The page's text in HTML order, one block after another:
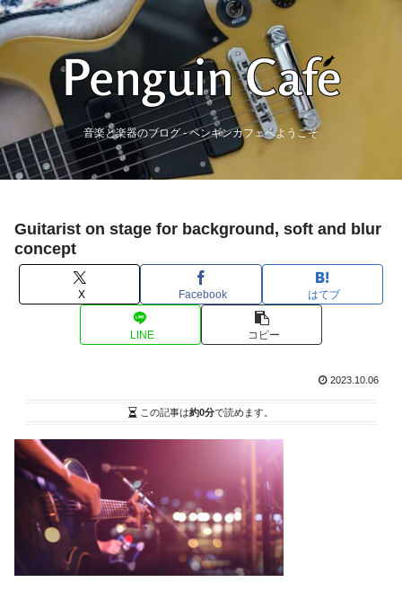
音楽と楽器のブログ - ペンギンカフェへようこそ
Guitarist on stage for background, soft and blur
concept
X Facebook はてブ
LINE コピー
2023.10.06
この記事は約0分で読めます。